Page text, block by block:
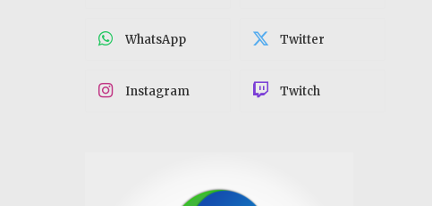
WhatsApp Twitter
Instagram Twitch